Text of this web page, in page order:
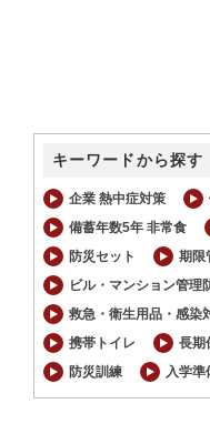
キーワードから探す
企業 熱中症対策
備蓄年数5年 非常食
防災セット
期限
ビル・マンション管理
救急・衛生用品・感染
携帯トイレ
長期
防災訓練
入学準